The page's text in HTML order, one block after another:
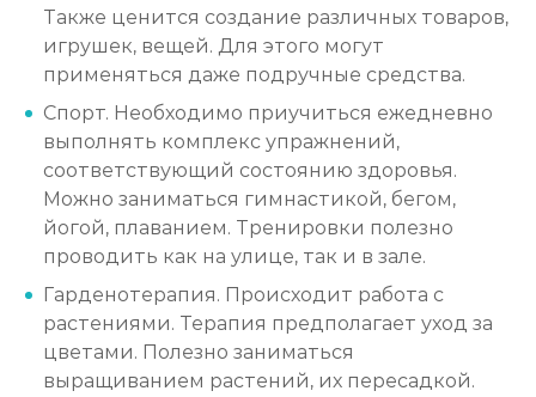
Также ценится создание различных товаров,
игрушек, вещей. Для этого могут
применяться даже подручные средства.
Спорт. Необходимо приучиться ежедневно
выполнять комплекс упражнений,
соответствующий состоянию здоровья.
Можно заниматься гимнастикой, бегом,
йогой, плаванием. Тренировки полезно
проводить как на улице, так и в зале.
Гарденотерапия. Происходит работа с
растениями. Терапия предполагает уход за
цветами. Полезно заниматься
выращиванием растений, их пересадкой.